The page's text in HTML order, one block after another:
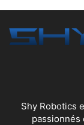
Shy Robotics
passionnés